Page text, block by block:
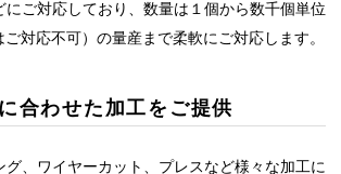
にご対応しており、数量は１個から数千個単位
ご対応不可）の量産まで柔軟にご対応します。
合わせた加工をご提供
グ、ワイヤーカット、プレスなど様々な加工に